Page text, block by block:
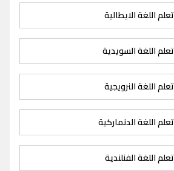
تعلم اللغة الايطالية
تعلم اللغة السويدية
تعلم اللغة النرويجية
تعلم اللغة الدنماركية
تعلم اللغة الفنلندية